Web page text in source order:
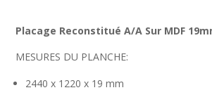
Placage Reconstitué A/A Sur MDF
MESURES DU PLANCHE:
2440 x 1220 x 19 mm